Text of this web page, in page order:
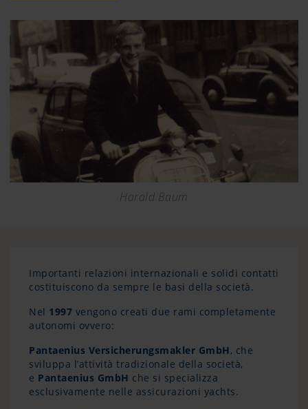
Harald Baum
Importanti relazioni internazionali e solidi contatti
costituiscono da sempre le basi della società.
Nel 1997 vengono creati due rami completamente
autonomi ovvero:
Pantaenius Versicherungsmakler GmbH, che
sviluppa l’attività tradizionale della società,
e Pantaenius GmbH che si specializza
esclusivamente nelle assicurazioni yachts.